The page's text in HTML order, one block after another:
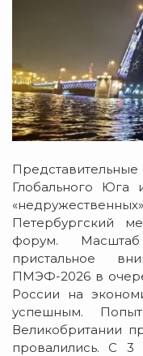
Глобального Юга
Петербургский
форум.
пристальное
ПМЭФ-2026 в
России на
успешным.
Великобритании
провалились. С